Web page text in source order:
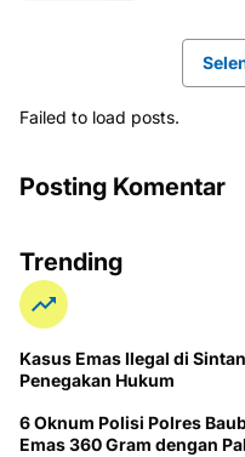
Failed to load posts.
Posting Komentar
Trending
Kasus Emas Ilegal di
Penegakan Hukum
6 Oknum Polisi Polres
Emas 360 Gram dengan